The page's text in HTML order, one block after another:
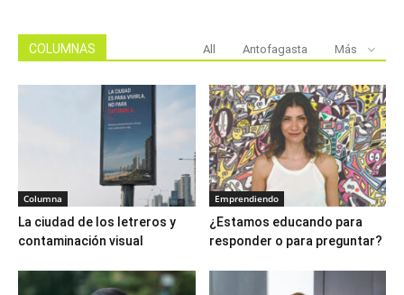
COLUMNAS All Antofagasta Más
Columna
La ciudad de los letreros y
contaminación visual
Emprendiendo
¿Estamos educando para
responder o para preguntar?